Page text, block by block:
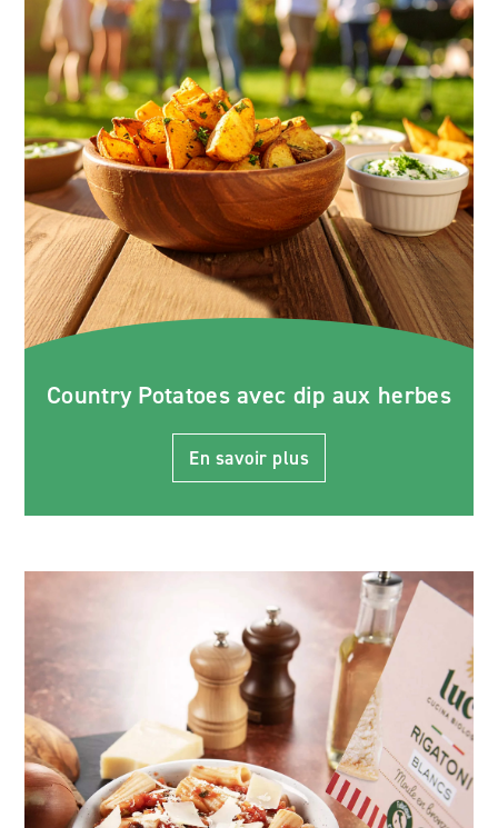
Country Potatoes avec dip aux herbes
En savoir plus